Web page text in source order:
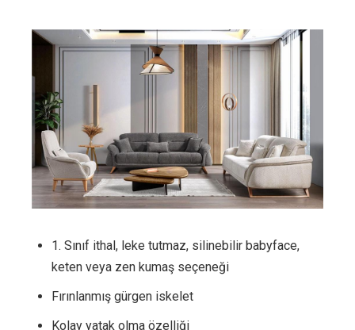
1. Sınıf ithal, leke tutmaz, silinebilir babyface,
keten veya zen kumaş seçeneği
Fırınlanmış gürgen iskelet
Kolay yatak olma özelliği